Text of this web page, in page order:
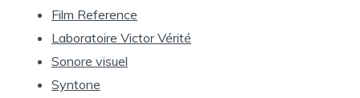
Film Reference
Laboratoire Victor Vérité
Sonore visuel
Syntone